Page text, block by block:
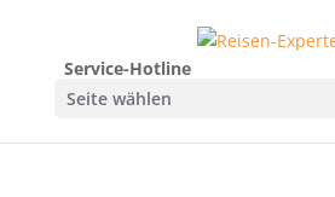
Service-Hotline
Seite wählen